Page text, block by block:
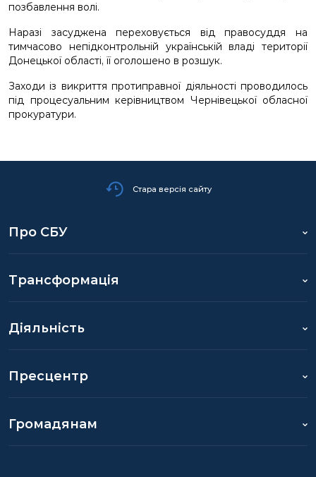
позбавлення волі.
Наразі засуджена переховується від правосуддя на
тимчасово непідконтрольній українській владі території
Донецької області, її оголошено в розшук.
Заходи із викриття протиправної діяльності проводилось
під процесуальним керівництвом Чернівецької обласної
прокуратури.
Стара версія сайту
Про СБУ
Трансформація
Діяльність
Пресцентр
Громадянам